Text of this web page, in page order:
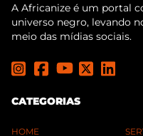
A Africanize é um portal
universo negro, levando
meio das mídias sociais.
CATEGORIAS
HOME